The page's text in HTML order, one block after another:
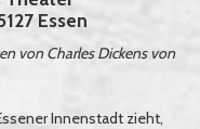
Essen
von Charles Dickens von
Innenstadt zieht,